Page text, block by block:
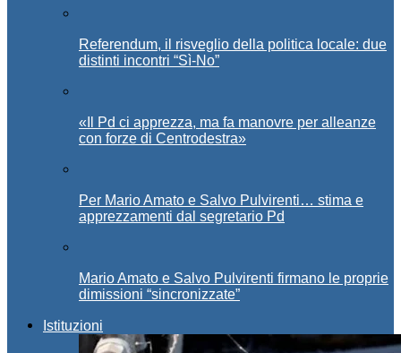
Referendum, il risveglio della politica locale: due
distinti incontri “Sì-No”
«Il Pd ci apprezza, ma fa manovre per alleanze
con forze di Centrodestra»
Per Mario Amato e Salvo Pulvirenti… stima e
apprezzamenti dal segretario Pd
Mario Amato e Salvo Pulvirenti firmano le proprie
dimissioni “sincronizzate”
Istituzioni